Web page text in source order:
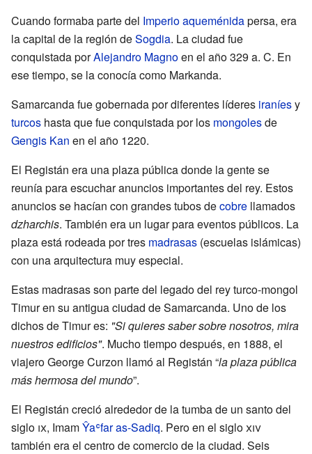
Cuando formaba parte del Imperio aqueménidapersa, era
la capital de la región deSogdia. La ciudad fue
conquistada porAlejandro Magnoen el año 329 a. C. En
ese tiempo, se la conocía como Markanda.
Samarcanda fue gobernada por diferentes líderes iraníesy
turcos hasta que fue conquistada por los mongolesde
Gengis Kan en el año 1220.
El Registán era una plaza pública donde la gente se
reunía para escuchar anuncios importantes del rey. Estos
anuncios se hacían con grandes tubos decobre llamados
dzharchis. También era un lugar para eventos públicos. La
plaza está rodeada por tres madrasas (escuelas islámicas)
con una arquitectura muy especial.
Estas madrasas son parte del legado del rey turco-mongol
Timur en su antigua ciudad de Samarcanda. Uno de los
dichos de Timur es: "Si quieres saber sobre nosotros, mira
nuestros edificios". Mucho tiempo después, en 1888, el
viajero George Curzon llamó al Registán “la plaza pública
más hermosa del mundo”.
El Registán creció alrededor de la tumba de un santo del
siglo ix, ImamŶaʿfar as-Sadiq. Pero en el sigloxiv
también era el centro de comercio de la ciudad. Seis